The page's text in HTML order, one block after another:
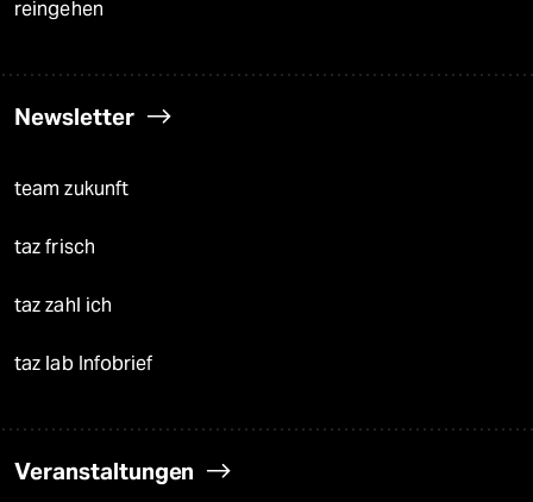
reingehen
Newsletter
team zukunft
taz frisch
taz zahl ich
taz lab Infobrief
Veranstaltungen